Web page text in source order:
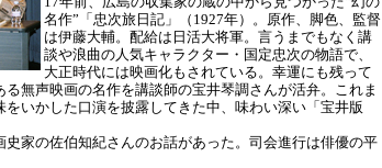
名作”「忠次旅日記」（1927年）。原作、脚色、監督
は伊藤大輔。配給は日活大将軍。言うまでもなく講
談や浪曲の人気キャラクター・国定忠次の物語で、
大正時代には映画化もされている。幸運にも残って
無声映画の名作を講談師の宝井琴調さんが活弁。これま
をいかした口演を披露してきた中、味わい深い「宝井版
家の佐伯知紀さんのお話があった。司会進行は俳優の平